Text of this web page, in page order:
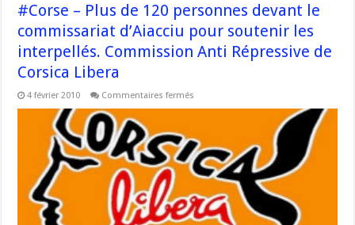
#Corse – Plus de 120 personnes devant le
commissariat d’Aiacciu pour soutenir les
interpellés. Commission Anti Répressive de
Corsica Libera
4 février 2010 Commentaires fermés
de
120
personnes
devant
le
commissariat
d’Aiacciu
pour
soutenir